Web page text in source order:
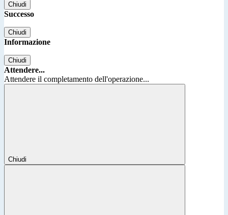
Chiudi
Successo
Chiudi
Informazione
Chiudi
Attendere...
Attendere il completamento dell'operazione...
Chiudi